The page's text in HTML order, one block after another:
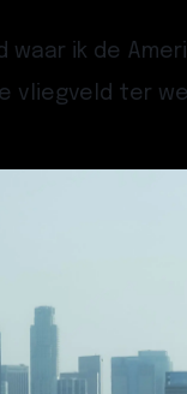
waar ik de
vliegveld ter